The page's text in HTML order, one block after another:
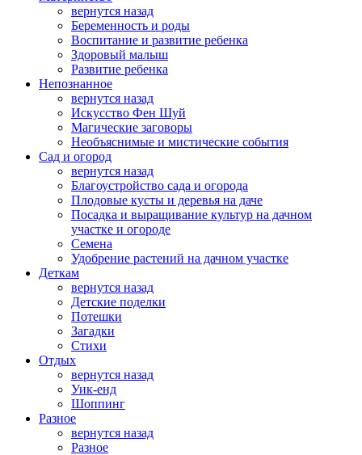
вернутся назад
Беременность и роды
Воспитание и развитие ребенка
Здоровый малыш
Развитие ребенка
Непознанное
вернутся назад
Искусство Фен Шуй
Магические заговоры
Необъяснимые и мистические события
Сад и огород
вернутся назад
Благоустройство сада и огорода
Плодовые кусты и деревья на даче
Посадка и выращивание культур на дачном
участке и огороде
Семена
Удобрение растений на дачном участке
Деткам
вернутся назад
Детские поделки
Потешки
Загадки
Стихи
Отдых
вернутся назад
Уик-енд
Шоппинг
Разное
вернутся назад
Разное